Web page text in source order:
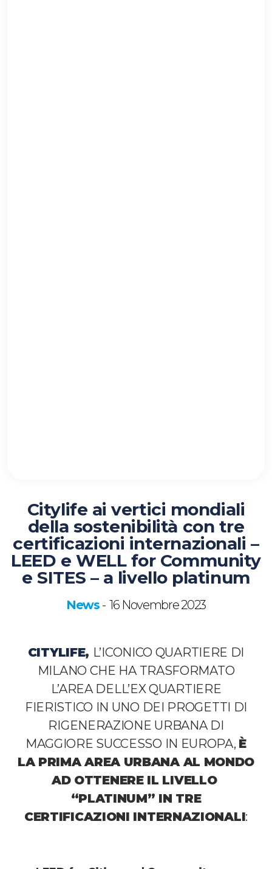
Citylife ai vertici mondiali
della sostenibilità con tre
certificazioni internazionali –
LEED e WELL for Community
e SITES – a livello platinum
News - 16 Novembre 2023
CITYLIFE, L’ICONICO QUARTIERE DI
MILANO CHE HA TRASFORMATO
L’AREA DELL’EX QUARTIERE
FIERISTICO IN UNO DEI PROGETTI DI
RIGENERAZIONE URBANA DI
MAGGIORE SUCCESSO IN EUROPA, È
LA PRIMA AREA URBANA AL MONDO
AD OTTENERE IL LIVELLO
“PLATINUM” IN TRE
CERTIFICAZIONI INTERNAZIONALI: